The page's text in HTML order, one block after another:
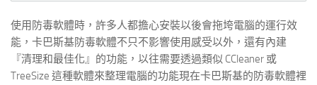
使用防毒軟體時，許多人都擔心安裝以後會拖垮電腦的運行效
能，卡巴斯基防毒軟體不只不影響使用感受以外，還有內建
『清理和最佳化』的功能，以往需要透過類似 CCleaner 或
TreeSize 這種軟體來整理電腦的功能現在卡巴斯基的防毒軟體裡